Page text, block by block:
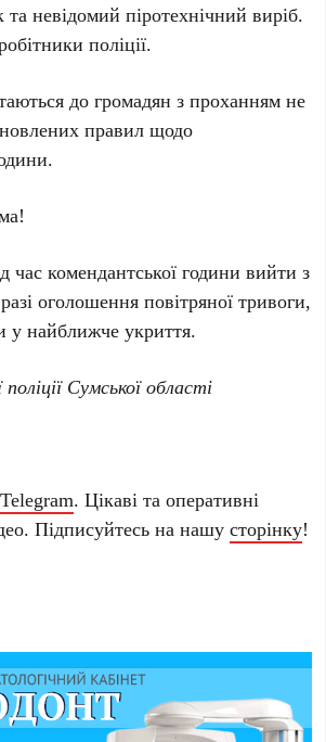
невідомий піротехнічний виріб.
поліції.
до громадян з проханням не
правил щодо
час комендантської години вийти з
оголошення повітряної тривоги,
у найближче укриття.
поліції Сумської області
Telegram. Цікаві та оперативні
Підписуйтесь на нашусторінку!